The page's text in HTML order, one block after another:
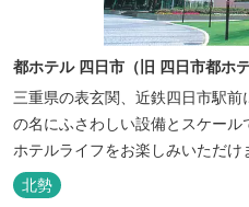
都ホテル 四日市（旧 四日市都ホテ
三重県の表玄関、近鉄四日市駅
の名にふさわしい設備とスケー
ホテルライフをお楽しみいただけ
ビジネス、会議やゴルフ場などへ
けます。
北勢